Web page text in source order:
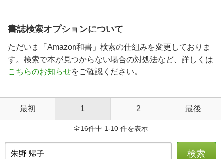
書誌検索オプションについて
ただいま「Amazon和書」検索の仕組みを変更しておりま
す。検索で本が見つからない場合の対処法など、詳しくは
こちらのお知らせをご確認ください。
最初 1 2 最後
全16件中 1-10 件を表示
検索